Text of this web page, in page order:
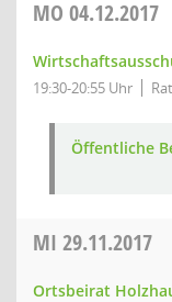
MO 04.12.2017
19:30-20:55 Uhr
Öffentliche
MI 29.11.2017
Ortsbeirat